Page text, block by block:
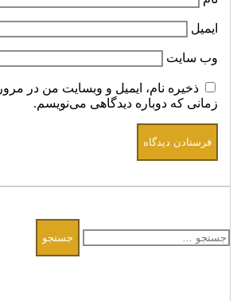
ایمیل
وب‌ سایت
ذخیره نام، ایمیل و وبسایت من در
زمانی که دوباره دیدگاهی می‌نویسم.
برای: